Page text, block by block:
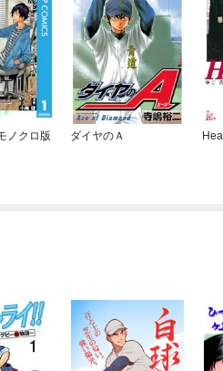
ノクロ版 ダイヤのＡ